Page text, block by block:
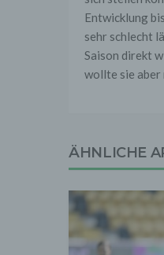
Entwicklung
sehr schlecht
Saison direkt
wollte sie aber
ÄHNLICHE